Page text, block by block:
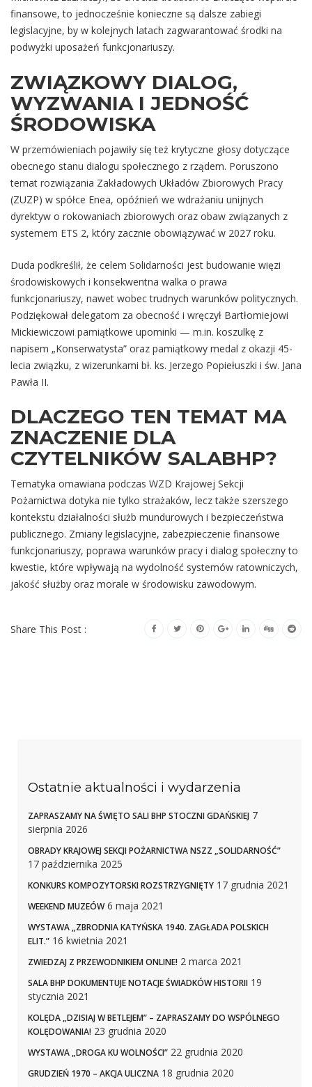
finansowe, to jednocześnie konieczne są dalsze zabiegi
legislacyjne, by w kolejnych latach zagwarantować środki na
podwyżki uposażeń funkcjonariuszy.
ZWIĄZKOWY DIALOG,
WYZWANIA I JEDNOŚĆ
ŚRODOWISKA
W przemówieniach pojawiły się też krytyczne głosy dotyczące
obecnego stanu dialogu społecznego z rządem. Poruszono
temat rozwiązania Zakładowych Układów Zbiorowych Pracy
(ZUZP) w spółce Enea, opóźnień we wdrażaniu unijnych
dyrektyw o rokowaniach zbiorowych oraz obaw związanych z
systemem ETS 2, który zacznie obowiązywać w 2027 roku.
Duda podkreślił, że celem Solidarności jest budowanie więzi
środowiskowych i konsekwentna walka o prawa
funkcjonariuszy, nawet wobec trudnych warunków politycznych.
Podziękował delegatom za obecność i wręczył Bartłomiejowi
Mickiewiczowi pamiątkowe upominki — m.in. koszulkę z
napisem „Konserwatysta” oraz pamiątkowy medal z okazji 45-
lecia związku, z wizerunkami bł. ks. Jerzego Popiełuszki i św. Jana
Pawła II.
DLACZEGO TEN TEMAT MA
ZNACZENIE DLA
CZYTELNIKÓW SALABHP?
Tematyka omawiana podczas WZD Krajowej Sekcji
Pożarnictwa dotyka nie tylko strażaków, lecz także szerszego
kontekstu działalności służb mundurowych i bezpieczeństwa
publicznego. Zmiany legislacyjne, zabezpieczenie finansowe
funkcjonariuszy, poprawa warunków pracy i dialog społeczny to
kwestie, które wpływają na wydolność systemów ratowniczych,
jakość służby oraz morale w środowisku zawodowym.
Share This Post :
Ostatnie aktualności i wydarzenia
ZAPRASZAMY NA ŚWIĘTO SALI BHP STOCZNI GDAŃSKIEJ 7
sierpnia 2026
OBRADY KRAJOWEJ SEKCJI POŻARNICTWA NSZZ „SOLIDARNOŚĆ”
17 października 2025
KONKURS KOMPOZYTORSKI ROZSTRZYGNIĘTY 17 grudnia 2021
WEEKEND MUZEÓW 6 maja 2021
WYSTAWA „ZBRODNIA KATYŃSKA 1940. ZAGŁADA POLSKICH
ELIT.” 16 kwietnia 2021
ZWIEDZAJ Z PRZEWODNIKIEM ONLINE! 2 marca 2021
SALA BHP DOKUMENTUJE NOTACJE ŚWIADKÓW HISTORII 19
stycznia 2021
KOLĘDA „DZISIAJ W BETLEJEM” – ZAPRASZAMY DO WSPÓLNEGO
KOLĘDOWANIA! 23 grudnia 2020
WYSTAWA „DROGA KU WOLNOŚCI” 22 grudnia 2020
GRUDZIEŃ 1970 – AKCJA ULICZNA 18 grudnia 2020